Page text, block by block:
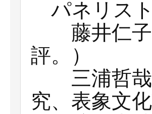
パネリス
藤井仁子
評。）
三浦哲哉
究、表象文化